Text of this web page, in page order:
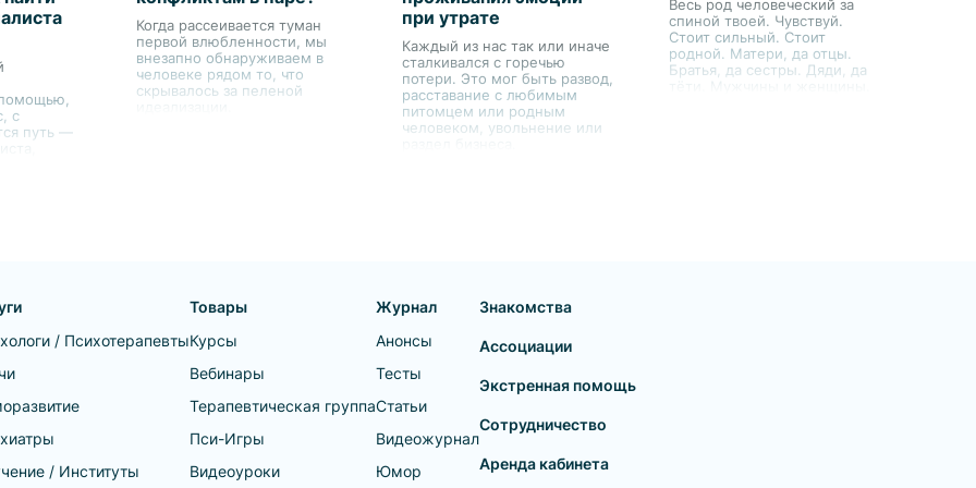
созависимых сценариев и
справляться с кризисом.
с
путь —
Когда рассеивается туман
первой влюбленности, мы
внезапно обнаруживаем в
человеке рядом то, что
скрывалось за пеленой
при утрате
Каждый из нас так или иначе
сталкивался с горечью
потери. Это мог быть развод,
расставание с любимым
питомцем или родным
человеком, увольнение или
Весь род человеческий за
спиной твоей. Чувствуй.
Стоит сильный. Стоит
родной. Матери, да отцы.
Братья, да сестры. Дяди, да
/ Психотерапевты
/ Институты
Товары
Курсы
Вебинары
Терапевтическая группа
Пси-Игры
Видеоуроки
Журнал
Анонсы
Тесты
Статьи
Видеожурнал
Юмор
Знакомства
Ассоциации
Экстренная помощь
Сотрудничество
Аренда кабинета